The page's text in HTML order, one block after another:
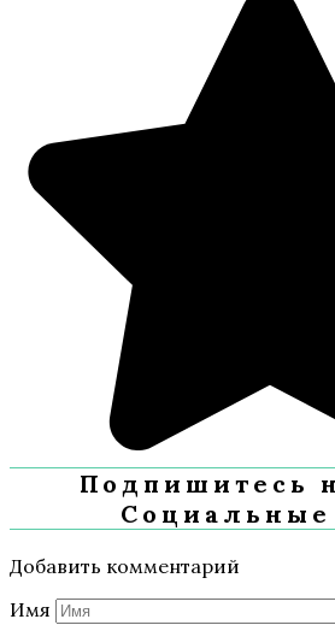
Подпишитесь
Социальные
Добавить комментарий
Имя